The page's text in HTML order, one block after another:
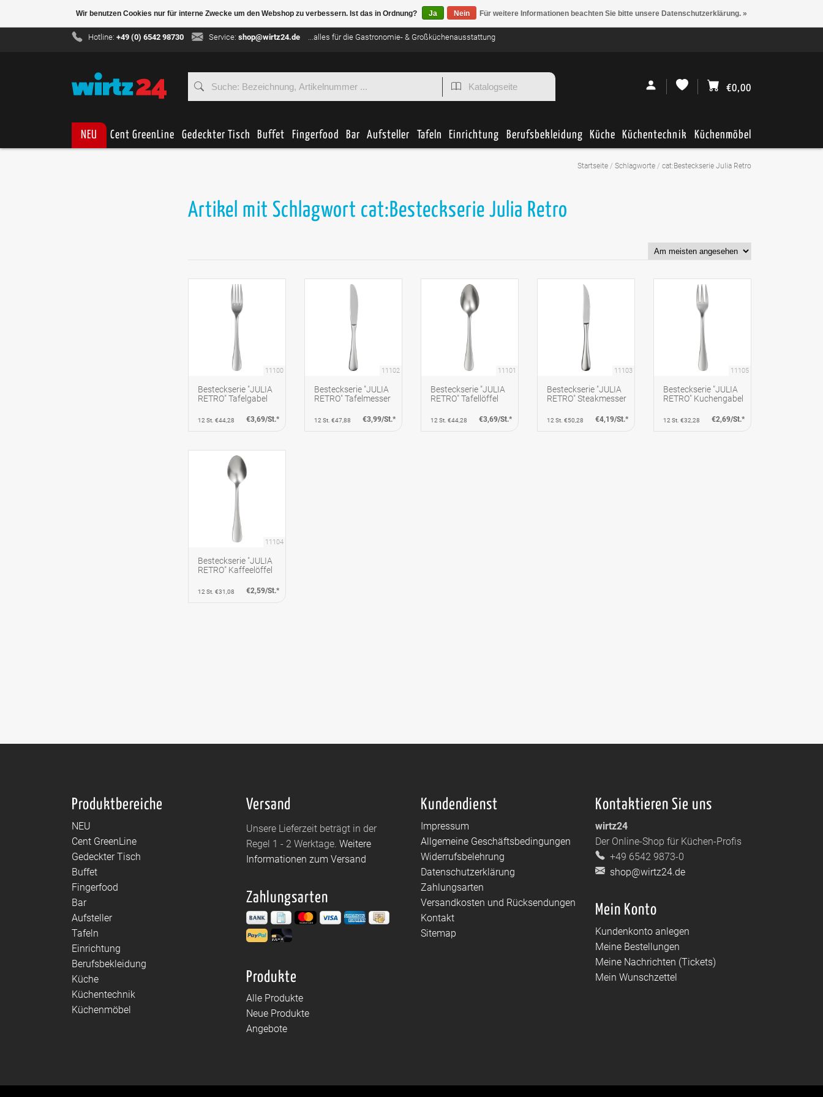
Hotline:+49 (0) 6542 98730 Service: shop@wirtz24.de ...alles für die Gastronomie- & Großküchenausstattung
€0,00
NEU Cent GreenLine Gedeckter Tisch Buffet Fingerfood Bar Aufsteller Tafeln Einrichtung Berufsbekleidung Küche Küchentechnik Küchenmöbel
Startseite / Schlagworte / cat:Besteckserie Julia Retro
Artikel mit Schlagwort cat:Besteckserie Julia Retro
11100
Besteckserie "JULIA
RETRO" Tafelgabel
12 St. €44,28 €3,69/St.*
11102
Besteckserie "JULIA
RETRO" Tafelmesser
12 St. €47,88 €3,99/St.*
11101
Besteckserie "JULIA
RETRO" Tafellöffel
12 St. €44,28 €3,69/St.*
11103
Besteckserie "JULIA
RETRO" Steakmesser
12 St. €50,28 €4,19/St.*
11105
Besteckserie "JULIA
RETRO" Kuchengabel
12 St. €32,28 €2,69/St.*
11104
Besteckserie "JULIA
RETRO" Kaffeelöffel
12 St. €31,08 €2,59/St.*
Produktbereiche
NEU
Cent GreenLine
Gedeckter Tisch
Buffet
Fingerfood
Bar
Aufsteller
Tafeln
Einrichtung
Berufsbekleidung
Küche
Küchentechnik
Küchenmöbel
Versand
Unsere Lieferzeit beträgt in der
Regel 1 - 2 Werktage. Weitere
Informationen zum Versand
Zahlungsarten
Produkte
Alle Produkte
Neue Produkte
Angebote
Kundendienst
Impressum
Allgemeine Geschäftsbedingungen
Widerrufsbelehrung
Datenschutzerklärung
Zahlungsarten
Versandkosten und Rücksendungen
Kontakt
Sitemap
Kontaktieren Sie uns
wirtz24
Der Online-Shop für Küchen-Profis
+49 6542 9873-0
shop@wirtz24.de
Mein Konto
Kundenkonto anlegen
Meine Bestellungen
Meine Nachrichten (Tickets)
Mein Wunschzettel
Wir benutzen Cookies nur für interne Zwecke um den Webshop zu verbessern. Ist das in Ordnung? Ja Nein Für weitere Informationen beachten Sie bitte unsere Datenschutzerklärung. »